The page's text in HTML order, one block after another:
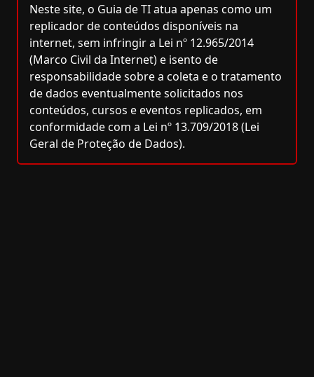
Neste site, o Guia de TI atua apenas como um
replicador de conteúdos disponíveis na
internet, sem infringir a Lei nº 12.965/2014
(Marco Civil da Internet) e isento de
responsabilidade sobre a coleta e o tratamento
de dados eventualmente solicitados nos
conteúdos, cursos e eventos replicados, em
conformidade com a Lei nº 13.709/2018 (Lei
Geral de Proteção de Dados).